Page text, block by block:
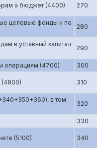
а бюджет (4400) 270
целевые фонды и по
280
в уставный капитал
290
операциям (4700) 300
(4800) 310
в том
320
330
(5100) 340